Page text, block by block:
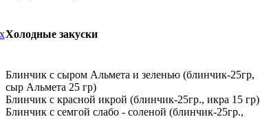
Холодные закуски
Блинчик с сыром Альмета и зеленью (блинчик-25гр,
сыр Альмета 25 гр)
Блинчик с красной икрой (блинчик-25гр., икра 15 гр)
Блинчик с семгой слабо - соленой (блинчик-25гр.,